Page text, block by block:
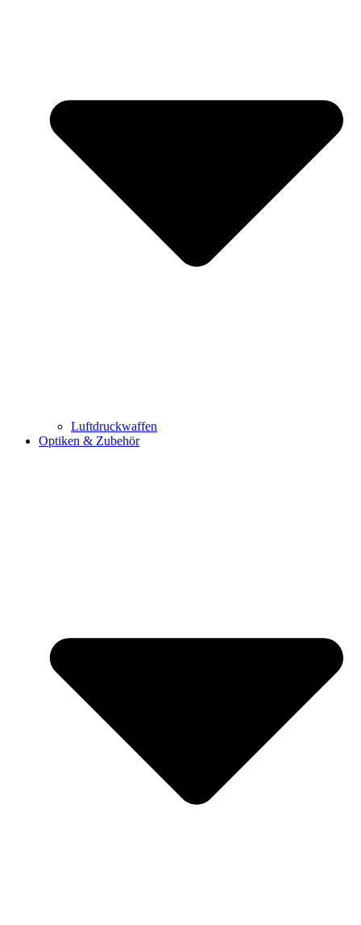
Luftdruckwaffen
Optiken & Zubehör